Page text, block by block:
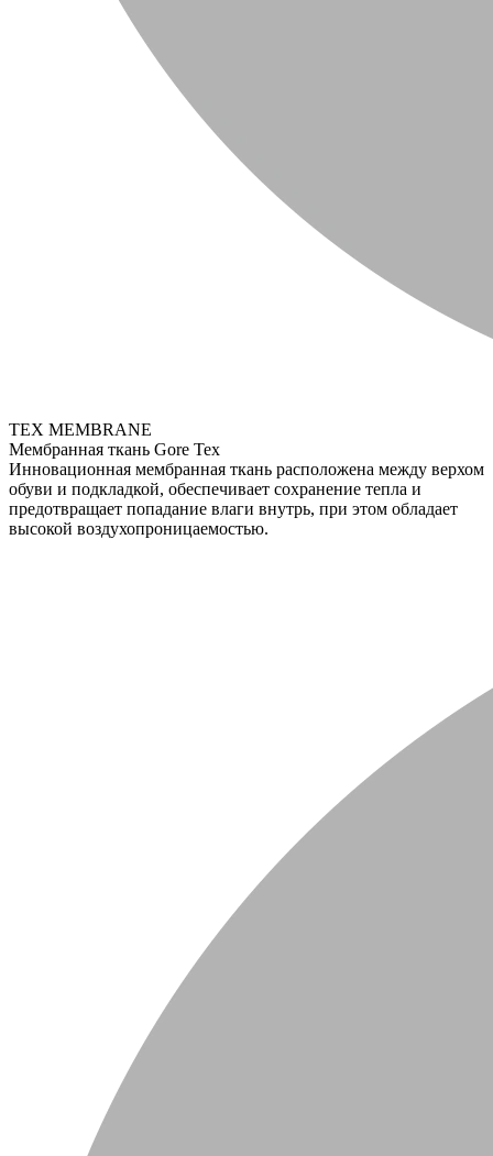
TEX MEMBRANE
Мембранная ткань Gore Tex
Инновационная мембранная ткань расположена между верхом
обуви и подкладкой, обеспечивает сохранение тепла и
предотвращает попадание влаги внутрь, при этом обладает
высокой воздухопроницаемостью.